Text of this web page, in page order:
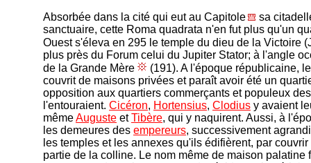
Absorbée dans la cité qui eut au Capitole
sa
sanctuaire, cette Roma quadrata n'en fut plus qu'un
Ouest s'éleva en 295 le temple du dieu de la Victoire
plus près du Forum celui du Jupiter Stator; à l'angle
de la Grande Mère
(191). A l'époque républicaine,
couvrit de maisons privées et paraît avoir été un
opposition aux quartiers commerçants et populeux
l'entouraient. Cicéron, Hortensius, Clodius y avaient
mêmeAuguste etTibère, qui y naquirent. Aussi, à
les demeures des empereurs, successivement
les temples et les annexes qu'ils édifièrent, par
partie de la colline. Le nom même de maison palatine